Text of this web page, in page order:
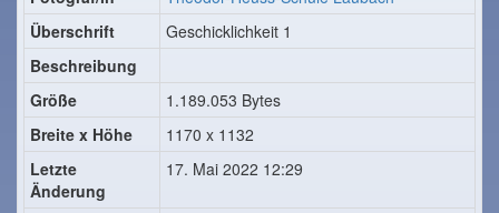
Überschrift
Geschicklichkeit 1
Beschreibung
Größe
1.189.053 Bytes
Breite x Höhe
1170 x 1132
Letzte
Änderung
17. Mai 2022 12:29